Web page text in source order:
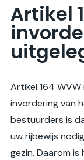
Artikel
Artikel 164
invordering van
bestuurders is
uw rijbewijs
gezin. Daarom